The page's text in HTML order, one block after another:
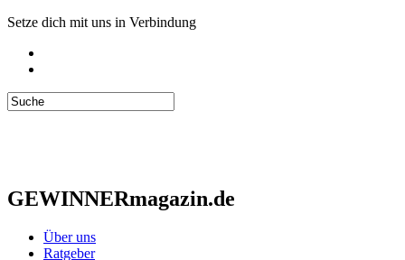
Setze dich mit uns in Verbindung
GEWINNERmagazin.de
Über uns
Ratgeber